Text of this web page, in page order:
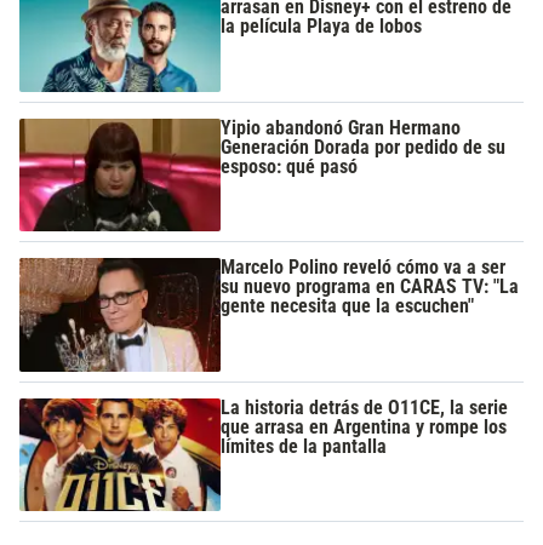
arrasan en Disney+ con el estreno de
la película Playa de lobos
Yipio abandonó Gran Hermano
Generación Dorada por pedido de su
esposo: qué pasó
Marcelo Polino reveló cómo va a ser
su nuevo programa en CARAS TV: "La
gente necesita que la escuchen"
La historia detrás de O11CE, la serie
que arrasa en Argentina y rompe los
límites de la pantalla